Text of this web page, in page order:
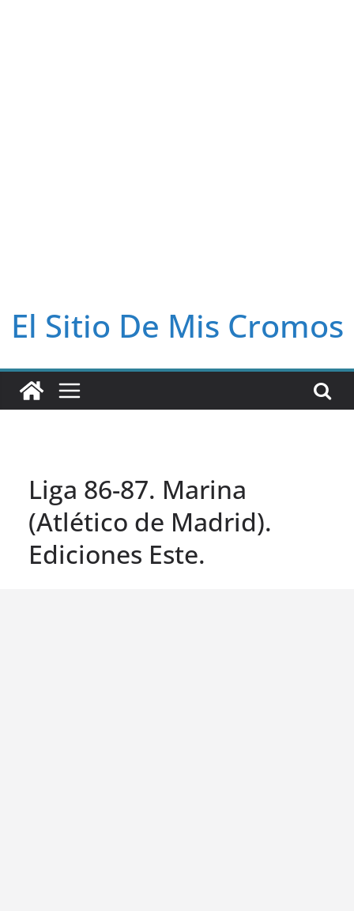
El Sitio De Mis Cromos
Liga 86-87. Marina
(Atlético de Madrid).
Ediciones Este.